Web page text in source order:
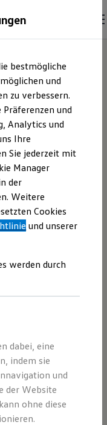
Gebrauchtwagen
|
die Autohaus Ost GmbH
bestmögliche
und
zu verbessern.
und
Analytics und
Ihre
Sie jederzeit mit
Manager
der
Weitere
Cookies
und unserer
werden durch
dabei, eine
indem sie
und
der Website
ohne diese